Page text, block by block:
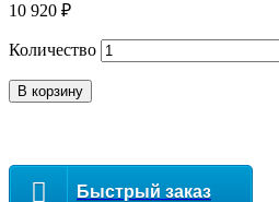
10 920 ₽
Количество
В корзину
Быстрый заказ